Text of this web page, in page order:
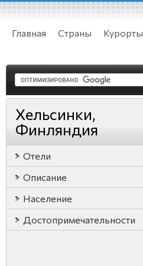
Главная Страны Курорты
Хельсинки,
Финляндия
Отели
Описание
Население
Достопримечательности